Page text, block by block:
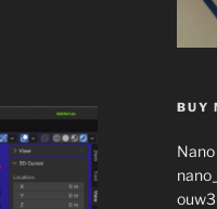
BUY